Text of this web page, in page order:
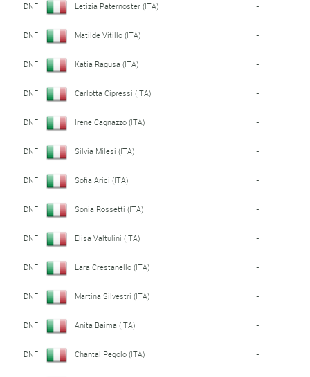
DNF Letizia Paternoster (ITA) -
DNF Matilde Vitillo (ITA) -
DNF Katia Ragusa (ITA) -
DNF Carlotta Cipressi (ITA) -
DNF Irene Cagnazzo (ITA) -
DNF Silvia Milesi (ITA) -
DNF Sofia Arici (ITA) -
DNF Sonia Rossetti (ITA) -
DNF Elisa Valtulini (ITA) -
DNF Lara Crestanello (ITA) -
DNF Martina Silvestri (ITA) -
DNF Anita Baima (ITA) -
DNF Chantal Pegolo (ITA) -